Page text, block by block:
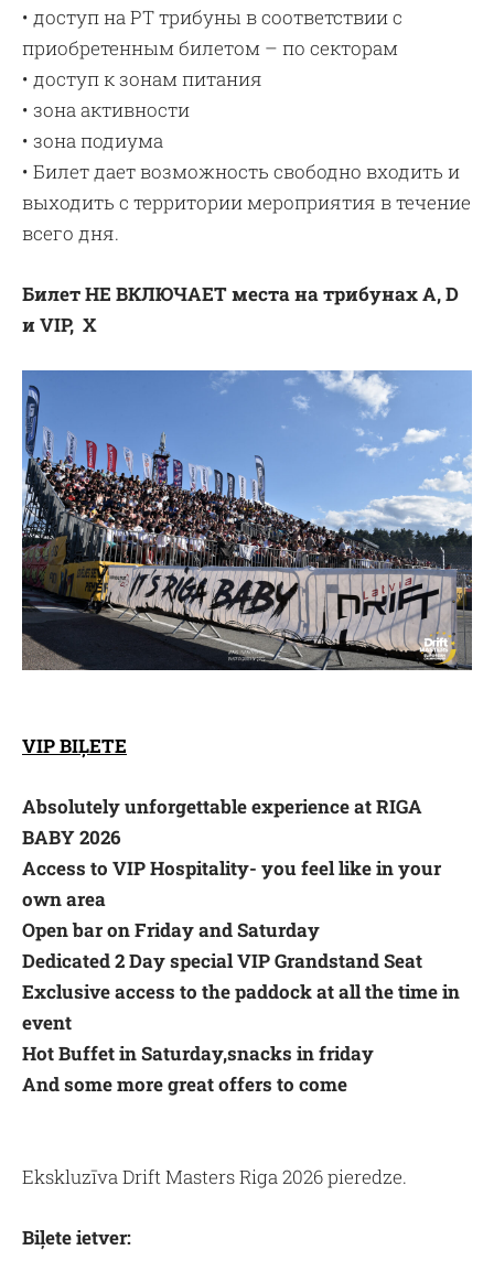
• доступ на PT трибуны в соответствии с
приобретенным билетом – по секторам
• доступ к зонам питания
• зона активности
• зона подиума
• Билет дает возможность свободно входить и
выходить с территории мероприятия в течение
всего дня.
Билет НЕ ВКЛЮЧАЕТ места на трибунах A, D
и VIP, X
VIP BIĻETE
Absolutely unforgettable experience at RIGA
BABY 2026
Access to VIP Hospitality- you feel like in your
own area
Open bar on Friday and Saturday
Dedicated 2 Day special VIP Grandstand Seat
Exclusive access to the paddock at all the time in
event
Hot Buffet in Saturday,snacks in friday
And some more great offers to come
Ekskluzīva Drift Masters Riga 2026 pieredze.
Biļete ietver: